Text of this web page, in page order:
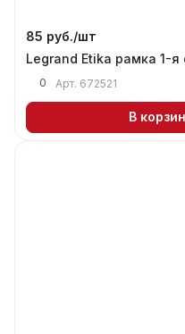
85 руб./шт
Legrand Etika рамка 1-я
0 Арт. 672521
В